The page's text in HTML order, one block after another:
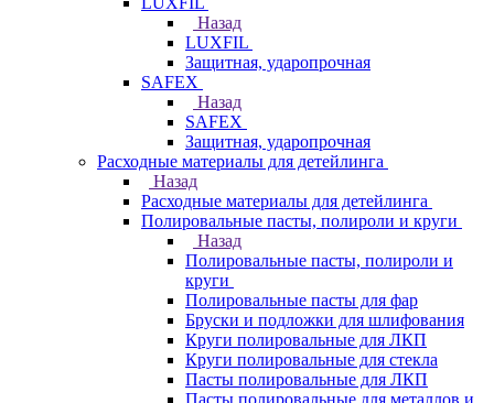
Назад
LUXFIL
Защитная, ударопрочная
SAFEX
Назад
SAFEX
Защитная, ударопрочная
Расходные материалы для детейлинга
Назад
Расходные материалы для детейлинга
Полировальные пасты, полироли и круги
Назад
Полировальные пасты, полироли и
круги
Полировальные пасты для фар
Бруски и подложки для шлифования
Круги полировальные для ЛКП
Круги полировальные для стекла
Пасты полировальные для ЛКП
Пасты полировальные для металлов и